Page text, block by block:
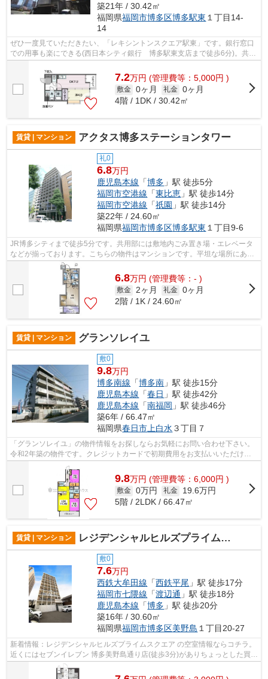
築21年 / 30.42㎡
福岡県福岡市博多区博多駅東 １丁目14-
14
ぜひ一度見ていただきたい、「レキシントンスクエア駅東」です。銀行窓口
での用事も楽にできる(西日本シティ銀行 博多駅東支店まで徒歩6分)。共用
7.2万円 (管理費等：5,000円 )
敷金 0ヶ月 礼金 0ヶ月
4階 / 1DK / 30.42㎡
賃貸 | マンション アクタス博多ステーションタワー
礼0
6.8万円
鹿児島本線 「博多 」駅 徒歩5分
福岡市空港線 「東比恵 」駅 徒歩14分
福岡市空港線 「祇園 」駅 徒歩14分
築22年 / 24.60㎡
福岡県福岡市博多区博多駅東 １丁目9-6
JR博多シティまで徒歩5分です。共用部には敷地内ごみ置き場・エレベータ
などが揃っております。こちらの物件はマンションです。平坦な場所にある
物件なら毎日の移動も快適です。周辺に...
6.8万円 (管理費等：- )
敷金 2ヶ月 礼金 0ヶ月
2階 / 1K / 24.60㎡
賃貸 | マンション グランソレイユ
敷0
9.8万円
博多南線 「博多南 」駅 徒歩15分
鹿児島本線 「春日 」駅 徒歩42分
鹿児島本線 「南福岡 」駅 徒歩46分
築6年 / 66.47㎡
福岡県春日市 上白水 ３丁目７
「グランソレイユ」の物件情報をお探しならお気軽にお問い合わせ下さい。
令和2年築の物件です。クレジットカードで初期費用をお支払いいただける
物件です。一階にあるので人の目は気に...
9.8万円 (管理費等：6,000円 )
敷金 0万円 礼金
19.6万円
5階 / 2LDK / 66.47㎡
賃貸 | マンション レジデンシャルヒルズプライムスクエア
敷0
7.6万円
西鉄大牟田線 「西鉄平尾 」駅 徒歩17分
福岡市七隈線 「渡辺通 」駅 徒歩18分
鹿児島本線 「博多 」駅 徒歩20分
築16年 / 30.60㎡
福岡県福岡市博多区美野島 １丁目20-27
新着情報：レジデンシャルヒルズプライムスクエア の空室情報ならコチラ。
近くにはセブンイレブン 博多美野島通り店(徒歩3分)がありちょっとした買い
物に便利です。共用部には敷地内ご...